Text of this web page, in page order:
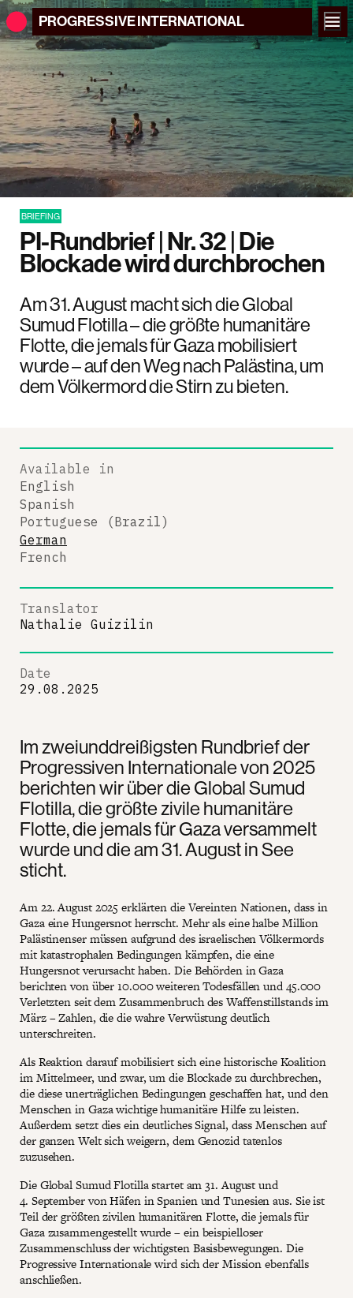
PROGRESSIVEINTERNATIONAL
BRIEFING
PI-Rundbrief | Nr. 32 | Die
Blockade wird durchbrochen
Am 31. August macht sich die Global
Sumud Flotilla – die größte humanitäre
Flotte, die jemals für Gaza mobilisiert
wurde – auf den Weg nach Palästina, um
dem Völkermord die Stirn zu bieten.
Im zweiunddreißigsten Rundbrief der
Progressiven Internationale von 2025
berichten wir über die Global Sumud
Flotilla, die größte zivile humanitäre
Flotte, die jemals für Gaza versammelt
wurde und die am 31. August in See
sticht.
Am 22. August 2025 erklärten die Vereinten Nationen, dass in
Gaza eine Hungersnot herrscht. Mehr als eine halbe Million
Palästinenser müssen aufgrund des israelischen Völkermords
mit katastrophalen Bedingungen kämpfen, die eine
Hungersnot verursacht haben. Die Behörden in Gaza
berichten von über 10.000 weiteren Todesfällen und 45.000
Verletzten seit dem Zusammenbruch des Waffenstillstands im
März – Zahlen, die die wahre Verwüstung deutlich
unterschreiten.
Als Reaktion darauf mobilisiert sich eine historische Koalition
im Mittelmeer, und zwar, um die Blockade zu durchbrechen,
die diese unerträglichen Bedingungen geschaffen hat, und den
Menschen in Gaza wichtige humanitäre Hilfe zu leisten.
Außerdem setzt dies ein deutliches Signal, dass Menschen auf
der ganzen Welt sich weigern, dem Genozid tatenlos
zuzusehen.
Die Global Sumud Flotilla startet am 31. August und
4. September von Häfen in Spanien und Tunesien aus. Sie ist
Teil der größten zivilen humanitären Flotte, die jemals für
Gaza zusammengestellt wurde – ein beispielloser
Zusammenschluss der wichtigsten Basisbewegungen. Die
Progressive Internationale wird sich der Mission ebenfalls
anschließen.
Available in
English
Spanish
Portuguese (Brazil)
German
French
Translator
Nathalie Guizilin
Date
29.08.2025